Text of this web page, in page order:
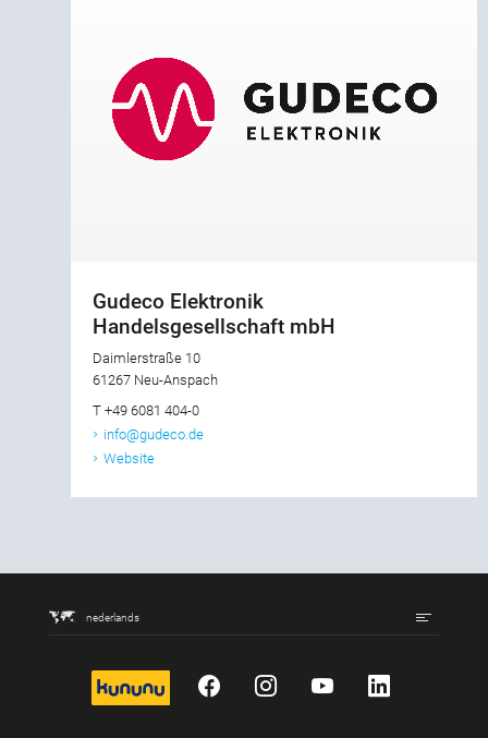
Gudeco Elektronik
Handelsgesellschaft mbH
Daimlerstraße 10
61267 Neu-Anspach
T +49 6081 404-0
info@gudeco.de
Website
nederlands
kununu FacebookInstagram
YouTubeLinkedIn